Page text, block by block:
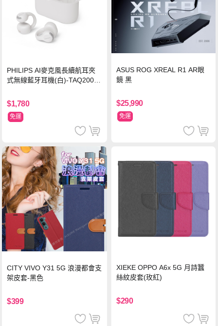
PHILIPS AI麥克風長續航耳夾
式無線藍牙耳機(白)-TAQ2000
$1,780
免運
ASUS ROG XREAL R1 AR眼
鏡 黑
$25,990
免運
CITY VIVO Y31 5G 浪漫都會支
架皮套-黑色
$399
XIEKE OPPO A6x 5G 月詩蠶
絲紋皮套(玫紅)
$290